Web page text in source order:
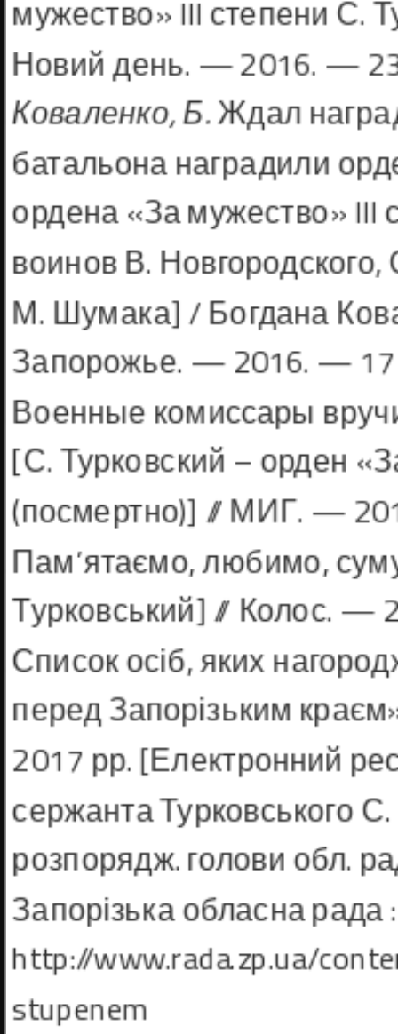
мужество» III степени С.
Новий день. — 2016. —
Коваленко, Б.Ждал
батальо­на наградили
ордена «За мужест­во»
воинов В.
М. Шумака] / Богдана
Запорожье. — 2016. —
Военные комиссары
[С. Тур­ковский – орден
(посмертно)] // МИГ. —
Пам’ятаємо, любимо,
Тур­ковський] // Колос.
Список осіб, яких
перед Запо­різьким
2017 рр. [Електронний
сержанта Турковського
розпорядж. голови обл.
Запорізька обласна
http://www.rada.zp.ua/
stupenem